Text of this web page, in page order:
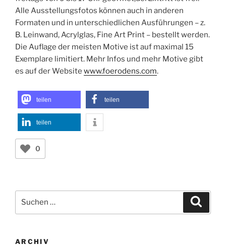
Alle Ausstellungsfotos können auch in anderen
Formaten und in unterschiedlichen Ausführungen – z.
B. Leinwand, Acrylglas, Fine Art Print – bestellt werden.
Die Auflage der meisten Motive ist auf maximal 15
Exemplare limitiert. Mehr Infos und mehr Motive gibt
es auf der Website www.foerodens.com.
teilen teilen
teilen
0
nach:
ARCHIV